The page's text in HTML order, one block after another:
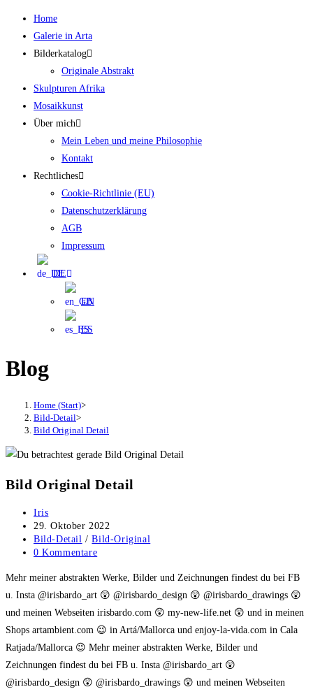
Zum
Inhalt
springen
Home
Galerie in Arta
Bilderkatalog
Originale Abstrakt
Skulpturen Afrika
Mosaikkunst
Über mich
Mein Leben und meine Philosophie
Kontakt
Rechtliches
Cookie-Richtlinie (EU)
Datenschutzerklärung
AGB
Impressum
DE
EN
ES
Blog
Home (Start)>
Bild-Detail>
Bild Original Detail
Bild Original Detail
Beitrags-
Autor:
Iris
Beitrag
veröffentlicht:
29. Oktober 2022
Beitrags-
Kategorie:
Bild-Detail / Bild-Original
Beitrags-
0 Kommentare
Mehr meiner abstrakten Werke, Bilder und Zeichnungen findest du bei FB
u. Insta @irisbardo_art 😲 @irisbardo_design 😲 @irisbardo_drawings 😲
und meinen Webseiten irisbardo.com 😲 my-new-life.net 😲 und in meinen
Shops artambient.com 😉 in Artá/Mallorca und enjoy-la-vida.com in Cala
Ratjada/Mallorca 😉 Mehr meiner abstrakten Werke, Bilder und
Zeichnungen findest du bei FB u. Insta @irisbardo_art 😲
@irisbardo_design 😲 @irisbardo_drawings 😲 und meinen Webseiten